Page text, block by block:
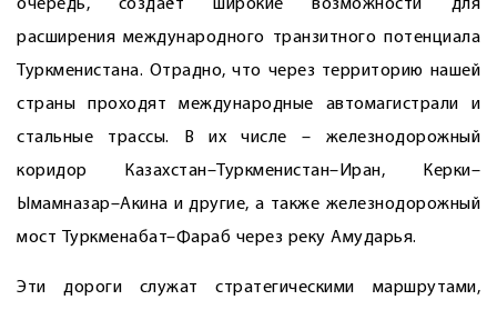
очередь, создаёт широкие возможности для
расширения международного транзитного потенциала
Туркменистана. Отрадно, что через территорию нашей
страны проходят международные автомагистрали и
стальные трассы. В их числе – железнодорожный
коридор Казахстан–Туркменистан–Иран, Керки–
Ымамназар–Акина и другие, а также железнодорожный
мост Туркменабат–Фараб через реку Амударья.
Эти дороги служат стратегическими маршрутами,